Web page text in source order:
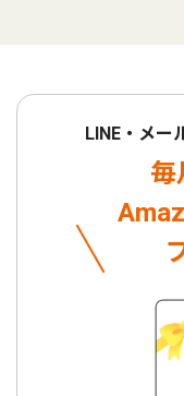
LINE・メー
毎